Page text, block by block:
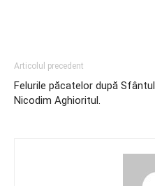
Articolul precedent
Felurile păcatelor după Sfântul
Nicodim Aghioritul.